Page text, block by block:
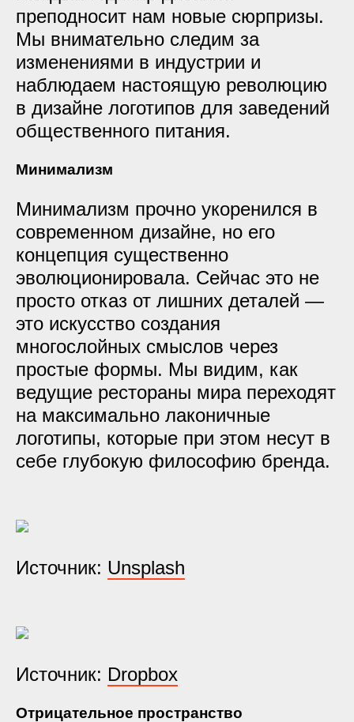
преподносит нам новые сюрпризы.
Мы внимательно следим за
изменениями в индустрии и
наблюдаем настоящую революцию
в дизайне логотипов для заведений
общественного питания.
Минимализм
Минимализм прочно укоренился в
современном дизайне, но его
концепция существенно
эволюционировала. Сейчас это не
просто отказ от лишних деталей —
это искусство создания
многослойных смыслов через
простые формы. Мы видим, как
ведущие рестораны мира переходят
на максимально лаконичные
логотипы, которые при этом несут в
себе глубокую философию бренда.
Источник: Unsplash
Источник: Dropbox
Отрицательное пространство